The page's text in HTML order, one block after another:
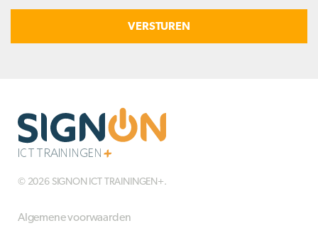
© 2026 SIGNON ICT TRAININGEN+.
Algemene voorwaarden